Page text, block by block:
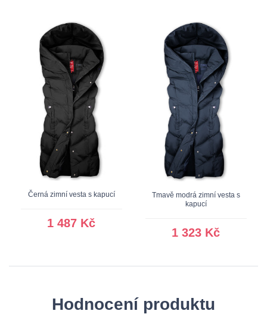
Černá zimní vesta s kapucí
1 487 Kč
Tmavě modrá zimní vesta s
kapucí
1 323 Kč
Hodnocení produktu